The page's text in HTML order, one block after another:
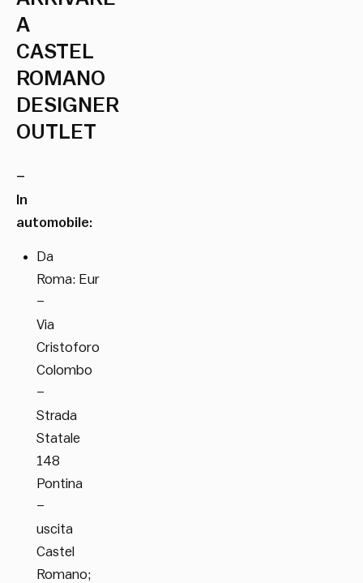
A
CASTEL
ROMANO
DESIGNER
OUTLET
–
In
automobile:
Da
Roma: Eur
–
Via
Cristoforo
Colombo
–
Strada
Statale
148
Pontina
–
uscita
Castel
Romano;